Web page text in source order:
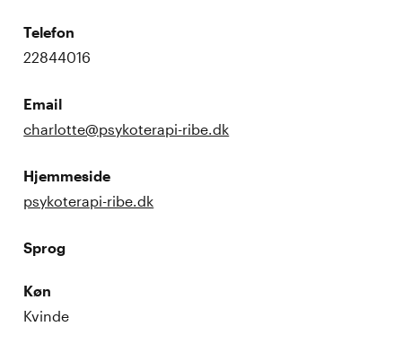
Telefon
22844016
Email
charlotte@psykoterapi-ribe.dk
Hjemmeside
psykoterapi-ribe.dk
Sprog
Køn
Kvinde